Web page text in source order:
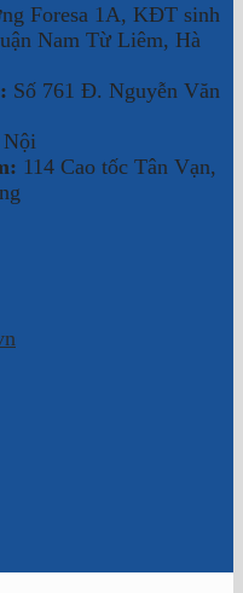
Foresa 1A, KĐT sinh
Nam Từ Liêm, Hà
Số 761 Đ. Nguyễn Văn
Nội
114 Cao tốc Tân Vạn,